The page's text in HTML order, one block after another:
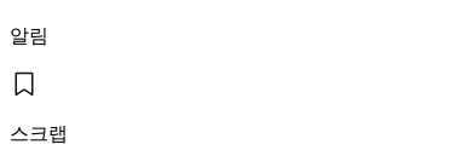
알림
스크랩